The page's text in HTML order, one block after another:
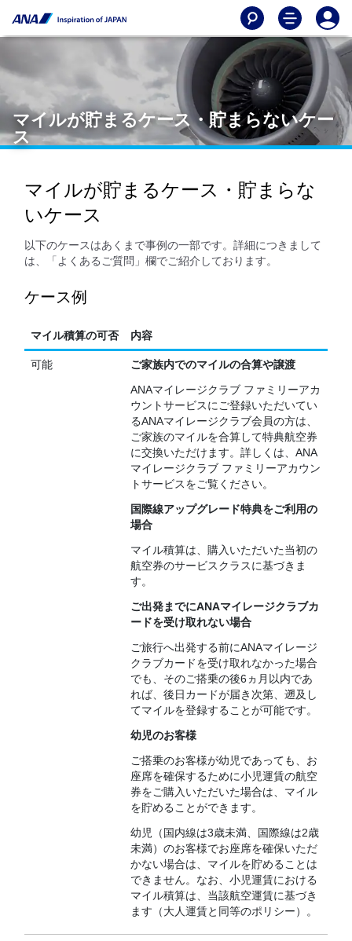
マイルが貯まるケース・貯まらないケー
ス
マイルが貯まるケース・貯まらな
いケース
以下のケースはあくまで事例の一部です。詳細につきまして
は、「よくあるご質問」欄でご紹介しております。
ケース例
マイル積算の可否 内容
可能
ご家族内でのマイルの合算や譲渡
ANAマイレージクラブ ファミリーアカ
ウントサービスにご登録いただいてい
るANAマイレージクラブ会員の方は、
ご家族のマイルを合算して特典航空券
に交換いただけます。詳しくは、ANA
マイレージクラブ ファミリーアカウン
トサービスをご覧ください。
国際線アップグレード特典をご利用の
場合
マイル積算は、購入いただいた当初の
航空券のサービスクラスに基づきま
す。
ご出発までにANAマイレージクラブカ
ードを受け取れない場合
ご旅行へ出発する前にANAマイレージ
クラブカードを受け取れなかった場合
でも、そのご搭乗の後6ヵ月以内であ
れば、後日カードが届き次第、遡及し
てマイルを登録することが可能です。
幼児のお客様
ご搭乗のお客様が幼児であっても、お
座席を確保するために小児運賃の航空
券をご購入いただいた場合は、マイル
を貯めることができます。
幼児（国内線は3歳未満、国際線は2歳
未満）のお客様でお座席を確保いただ
かない場合は、マイルを貯めることは
できません。なお、小児運賃における
マイル積算は、当該航空運賃に基づき
ます（大人運賃と同等のポリシー）。